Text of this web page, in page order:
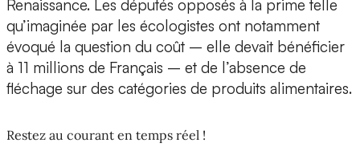
Renaissance. Les députés opposés à la prime telle
qu’imaginée par les écologistes ont notamment
évoqué la question du coût – elle devait bénéficier
à 11 millions de Français – et de l’absence de
fléchage sur des catégories de produits alimentaires.
Restez au courant en temps réel !